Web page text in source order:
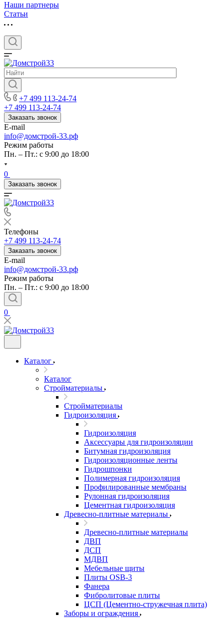
Наши партнеры
Статьи
+7 499 113-24-74
+7 499 113-24-74
Заказать звонок
E-mail
info@домстрой-33.рф
Режим работы
Пн. – Пт.: с 9:00 до 18:00
0
Заказать звонок
Телефоны
+7 499 113-24-74
Заказать звонок
E-mail
info@домстрой-33.рф
Режим работы
Пн. – Пт.: с 9:00 до 18:00
0
Каталог
Каталог
Стройматериалы
Стройматериалы
Гидроизоляция
Гидроизоляция
Аксессуары для гидроизоляции
Битумная гидроизоляция
Гидроизоляционные ленты
Гидрошпонки
Полимерная гидроизоляция
Профилированные мембраны
Рулонная гидроизоляция
Цементная гидроизоляция
Древесно-плитные материалы
Древесно-плитные материалы
ДВП
ДСП
МДВП
Мебельные щиты
Плиты OSB-3
Фанера
Фибролитовые плиты
ЦСП (Цементно-стружечная плита)
Заборы и ограждения